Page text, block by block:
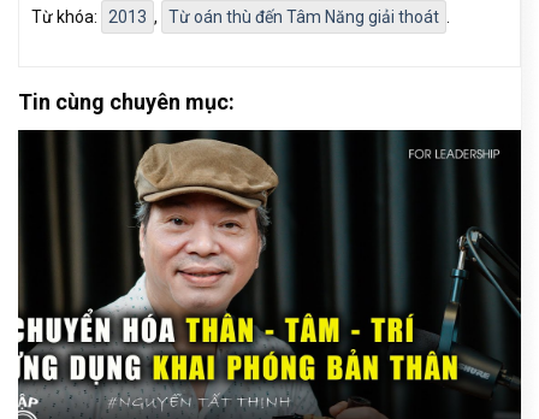
Từ khóa:
2013 , Từ oán thù đến Tâm Năng giải thoát .
Tin cùng chuyên mục: